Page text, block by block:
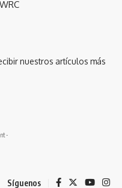
WRC
nuestros artículos más
-
Síguenos